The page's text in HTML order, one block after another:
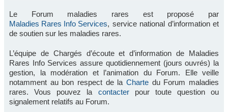
Le Forum maladies rares est proposé par
Maladies Rares Info Services, service national d’information et
de soutien sur les maladies rares.
L’équipe de Chargés d’écoute et d’information de Maladies
Rares Info Services assure quotidiennement (jours ouvrés) la
gestion, la modération et l’animation du Forum. Elle veille
notamment au bon respect de la Charte du Forum maladies
rares. Vous pouvez la contacterpour toute question ou
signalement relatifs au Forum.